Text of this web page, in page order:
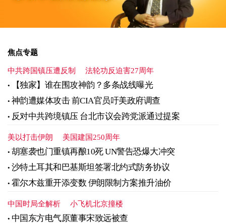
焦点专题
中共跨国镇压遭反制 法轮功反迫害27周年
【独家】谁在围攻神韵？多条战线曝光
神韵遭媒体攻击 前CIA官员吁美政府调查
反对中共跨境镇压 台北市议会跨党派通过提案
美以打击伊朗 美国建国250周年
胡塞袭也门重镇再酿10死 UN警告恐爆大冲突
沙特土耳其和巴基斯坦签署北约式防务协议
霍尔木兹重开添变数 伊朗限制方案推升油价
中国时局全解析 小飞机北京撞楼
中国东方电气原董事宋致远被查